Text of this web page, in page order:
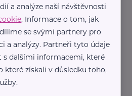
domácnosti, pokud máte
a analýze naší návštěvnosti
. Informace o tom, jak
se svými partnery pro
a analýzy. Partneři tyto údaje
s dalšími informacemi, které
které získali v důsledku toho,